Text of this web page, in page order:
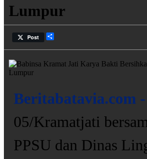
Lumpur
Post
Beritabatavia.com -
05/Kramatjati
PPSU dan Dinas